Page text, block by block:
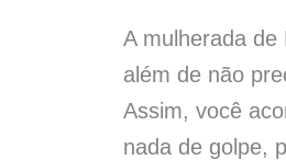
A mulherada de
além de não
Assim, você
nada de golpe,